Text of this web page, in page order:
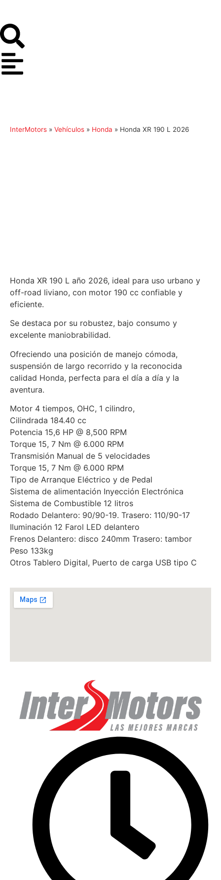
InterMotors » Vehículos » Honda » Honda XR 190 L 2026
Honda XR 190 L año 2026, ideal para uso urbano y
off-road liviano, con motor 190 cc confiable y
eficiente.
Se destaca por su robustez, bajo consumo y
excelente maniobrabilidad.
Ofreciendo una posición de manejo cómoda,
suspensión de largo recorrido y la reconocida
calidad Honda, perfecta para el día a día y la
aventura.
Motor 4 tiempos, OHC, 1 cilindro,
Cilindrada 184.40 cc
Potencia 15,6 HP @ 8,500 RPM
Torque 15, 7 Nm @ 6.000 RPM
Transmisión Manual de 5 velocidades
Torque 15, 7 Nm @ 6.000 RPM
Tipo de Arranque Eléctrico y de Pedal
Sistema de alimentación Inyección Electrónica
Sistema de Combustible 12 litros
Rodado Delantero: 90/90-19. Trasero: 110/90-17
Iluminación 12 Farol LED delantero
Frenos Delantero: disco 240mm Trasero: tambor
Peso 133kg
Otros Tablero Digital, Puerto de carga USB tipo C